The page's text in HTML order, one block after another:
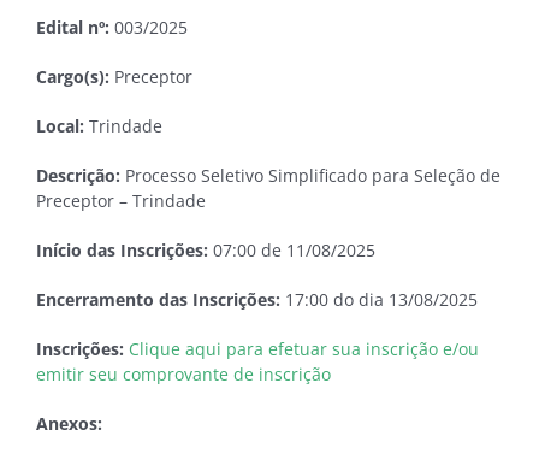
Edital nº: 003/2025
Cargo(s): Preceptor
Local: Trindade
Descrição: Processo Seletivo Simplificado para Seleção de
Preceptor – Trindade
Início das Inscrições: 07:00 de 11/08/2025
Encerramento das Inscrições: 17:00 do dia 13/08/2025
Inscrições: Clique aqui para efetuar sua inscrição e/ou
emitir seu comprovante de inscrição
Anexos: